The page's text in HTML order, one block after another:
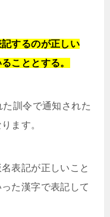
するのが正しい
こととする。
訓令で通知された
ます。
表記が正しいこと
た漢字で表記して